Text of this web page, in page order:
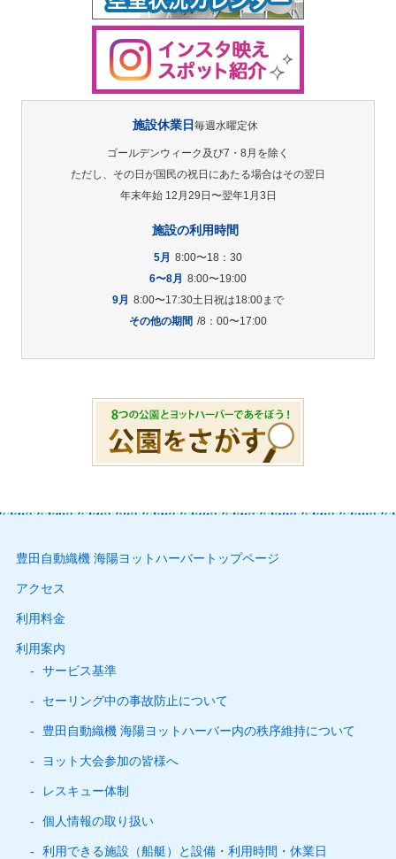
施設休業日毎週水曜定休
ゴールデンウィーク及び7・8月を除く
ただし、その日が国民の祝日にあたる場合はその翌日
年末年始 12月29日〜翌年1月3日
施設の利用時間
5月 8:00〜18：30
6〜8月 8:00〜19:00
9月 8:00〜17:30土日祝は18:00まで
その他の期間 /8：00〜17:00
豊田自動織機 海陽ヨットハーバートップページ
アクセス
利用料金
利用案内
サービス基準
セーリング中の事故防止について
豊田自動織機 海陽ヨットハーバー内の秩序維持について
ヨット大会参加の皆様へ
レスキュー体制
個人情報の取り扱い
利用できる施設（船艇）と設備・利用時間・休業日